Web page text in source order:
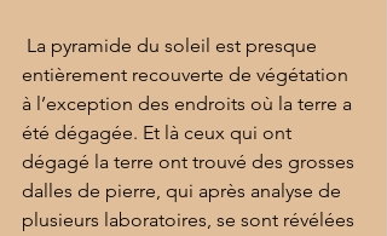
entièrement recouverte de végétation
à l’exception des endroits où la terre a
été dégagée. Et là ceux qui ont
dégagé la terre ont trouvé des grosses
dalles de pierre, qui après analyse de
plusieurs laboratoires, se sont révélées